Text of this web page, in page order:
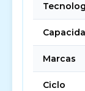
Marcas
Ciclo